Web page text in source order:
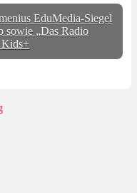
EduMedia-Siegel
„Das Radio